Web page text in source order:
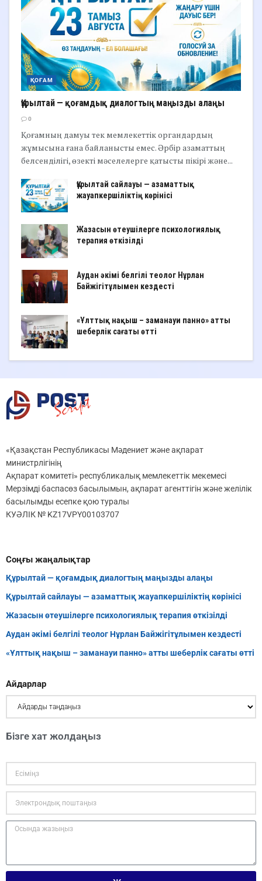
ҚОҒАМ
Құрылтай — қоғамдық диалогтың маңызды алаңы
0
Қоғамның дамуы тек мемлекеттік органдардың
жұмысына ғана байланысты емес. Әрбір азаматтың
белсенділігі, өзекті мәселелерге қатысты пікірі және...
Құрылтай сайлауы — азаматтық
жауапкершіліктің көрінісі
Жазасын өтеушілерге психологиялық
терапия өткізілді
Аудан әкімі белгілі теолог Нұрлан
Байжігітұлымен кездесті
«Ұлттық нақыш – заманауи панно» атты
шеберлік сағаты өтті
«Қазақстан Республикасы Мәдениет және ақпарат
министрлігінің
Ақпарат комитеті» республикалық мемлекеттік мекемесі
Мерзімді баспасөз басылымын, ақпарат агенттігін және желілік
басылымды есепке қою туралы
КУӘЛІК № KZ17VPY00103707
Соңғы жаңалықтар
Құрылтай — қоғамдық диалогтың маңызды алаңы
Құрылтай сайлауы — азаматтық жауапкершіліктің көрінісі
Жазасын өтеушілерге психологиялық терапия өткізілді
Аудан әкімі белгілі теолог Нұрлан Байжігітұлымен кездесті
«Ұлттық нақыш – заманауи панно» атты шеберлік сағаты өтті
Айдарлар
Бізге хат жолдаңыз